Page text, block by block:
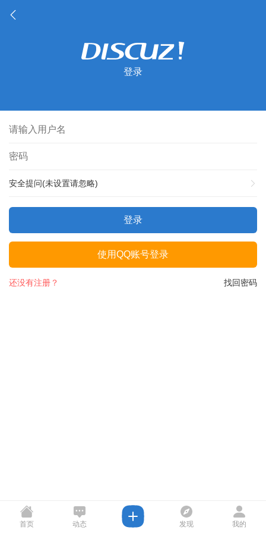
登录
安全提问(未设置请忽略)
登录
使用QQ账号登录
找回密码
还没有注册？
首页 动态 发现 我的